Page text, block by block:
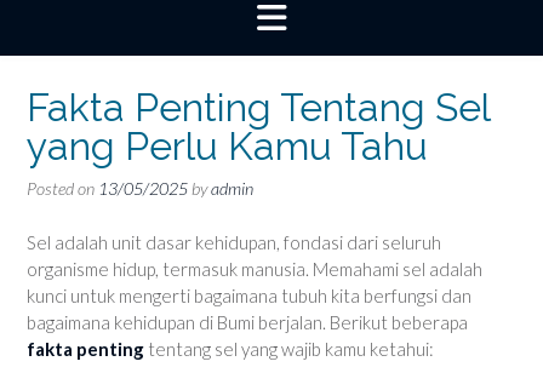
Fakta Penting Tentang Sel
yang Perlu Kamu Tahu
Posted on 13/05/2025 byadmin
Sel adalah unit dasar kehidupan, fondasi dari seluruh
organisme hidup, termasuk manusia. Memahami sel adalah
kunci untuk mengerti bagaimana tubuh kita berfungsi dan
bagaimana kehidupan di Bumi berjalan. Berikut beberapa
fakta penting tentang sel yang wajib kamu ketahui: